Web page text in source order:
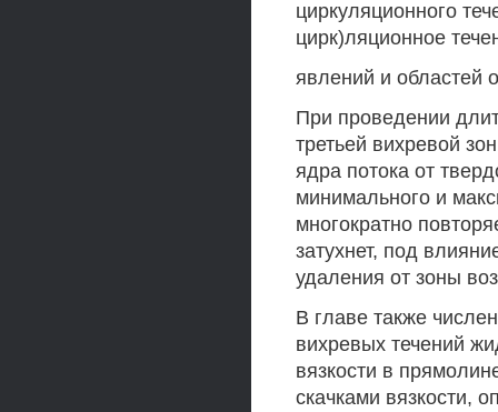
циркуляционного
цирк)ляционное
явлений и областей
При проведении
третьей вихревой
ядра потока от
минимального и
многократно
затухнет, под
удаления от зоны
В главе также
вихревых течений
вязкости в
скачками вязкости,